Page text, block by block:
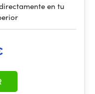
en tu